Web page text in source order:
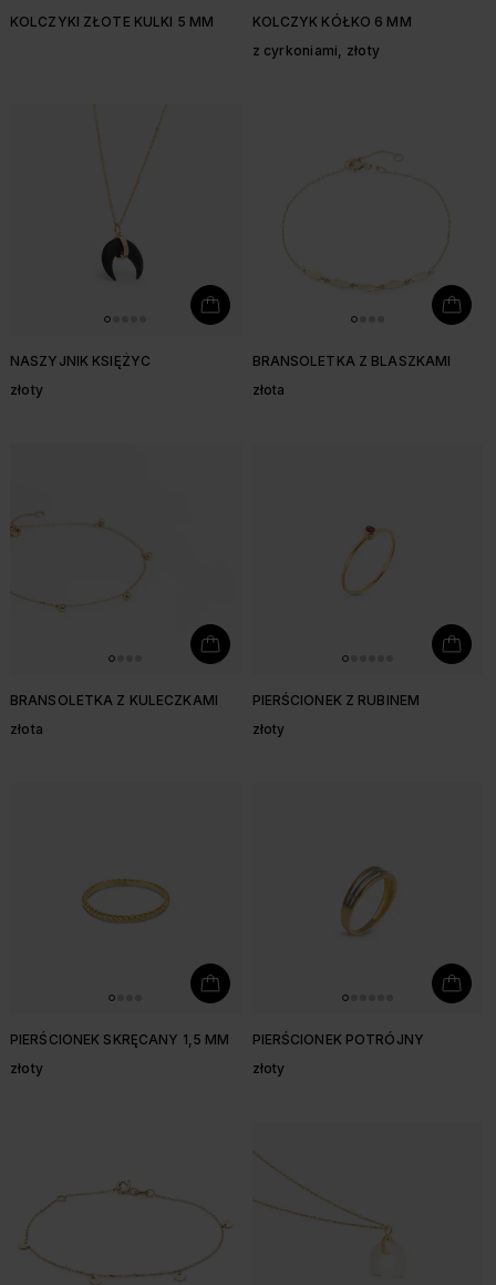
KOLCZYKI ZŁOTE KULKI 5 MM
KOLCZYK KÓŁKO 6 MM
z cyrkoniami, złoty
NASZYJNIK KSIĘŻYC
złoty
BRANSOLETKA Z BLASZKAMI
złota
BRANSOLETKA Z KULECZKAMI
złota
PIERŚCIONEK Z RUBINEM
złoty
PIERŚCIONEK SKRĘCANY 1,5 MM
złoty
PIERŚCIONEK POTRÓJNY
złoty